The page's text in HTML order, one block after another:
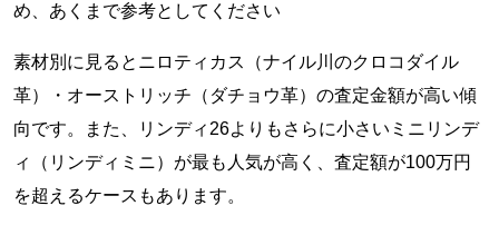
め、あくまで参考としてください
素材別に見るとニロティカス（ナイル川のクロコダイル
革）・オーストリッチ（ダチョウ革）の査定金額が高い傾
向です。また、リンディ26よりもさらに小さいミニリンデ
ィ（リンディミニ）が最も人気が高く、査定額が100万円
を超えるケースもあります。